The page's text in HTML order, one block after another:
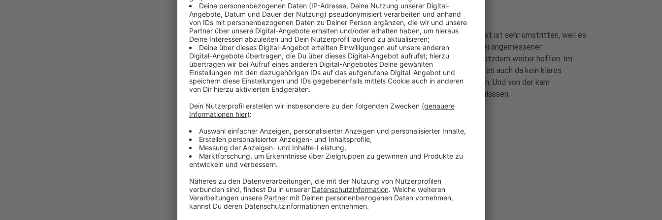
Damit läuft die Zulassung, Stand jetzt, im Dezember aus. Glyphosat ist sehr umstritten, weil es
im Verdacht steht, krebserregend zu sein. Bayer hingegen sagt: bei angemessener
Verwendung sei das Mittel unbedenklich. Der Chemieriese darf trotzdem weiter hoffen. Im
November ist in Brüssel eine weitere Abstimmung geplant. Sollte es auch da kein klares
Ergebnis geben, darf die EU-Kommission eigenständig entscheiden. Und von der kam
ursprünglich der Vorschlag, Glyphosat für weitere zehn Jahre zuzulassen.
Weitere Meldungen aus Leverkusen
Anzeige
GEMA-Gebühren: Großevents in Leverkusen werden wohl teurer